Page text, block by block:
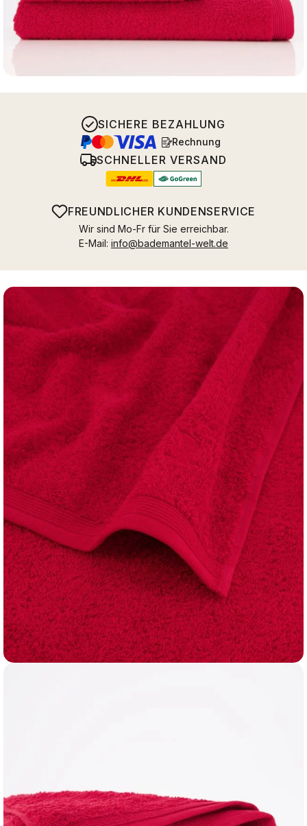
SICHERE BEZAHLUNG
Rechnung
SCHNELLER VERSAND
FREUNDLICHER KUNDENSERVICE
Wir sind Mo-Fr für Sie erreichbar.
E-Mail: info@bademantel-welt.de